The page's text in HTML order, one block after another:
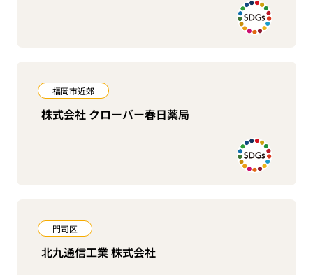
福岡市近郊
株式会社 クローバー春日薬局
門司区
北九通信工業 株式会社